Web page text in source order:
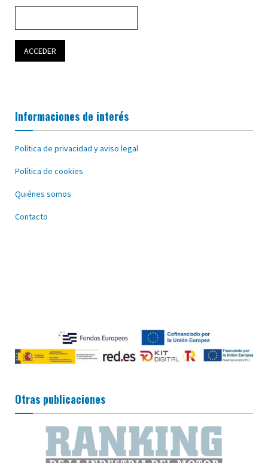
Informaciones de interés
Política de privacidad y aviso legal
Política de cookies
Quiénes somos
Contacto
Otras publicaciones